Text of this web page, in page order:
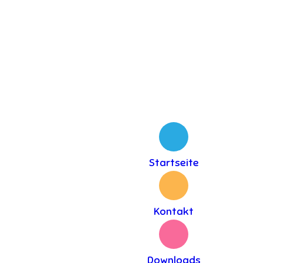
Startseite
Kontakt
Downloads